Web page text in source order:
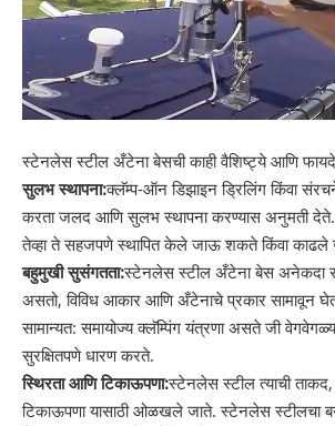
स्टेनलेस स्टील अँटेना बेसची काही वैशिष्ट्ये आणि
सुलभ स्थापना:क्लॅम्प-ऑन डिझाइन ड्रिलिंग किंवा
करता जलद आणि सुलभ स्थापना करण्यास अनुमती
तेव्हा ते सहजपणे स्थापित केले जाऊ शकते किंवा
बहुमुखी सुसंगतता:स्टेनलेस स्टील अँटेना बेस अनेकदा
असतो, विविध आकार आणि अँटेनाचे प्रकार सामावून
सामान्यत: समायोज्य क्लॅम्पिंग यंत्रणा असते जी
सुरक्षितपणे धारण करते.
स्थिरता आणि टिकाऊपणा:स्टेनलेस स्टील त्याची
टिकाऊपणा यासाठी ओळखले जाते. स्टेनलेस स्टीलचा